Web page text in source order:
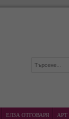
ЕЛЗА ОТГОВАРЯ
АРТ